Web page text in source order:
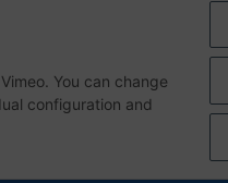
You can change
configuration and